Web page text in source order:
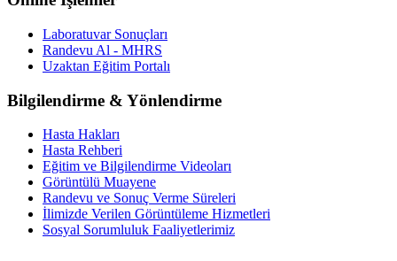
Laboratuvar Sonuçları
Randevu Al - MHRS
Uzaktan Eğitim Portalı
Bilgilendirme & Yönlendirme
Hasta Hakları
Hasta Rehberi
Eğitim ve Bilgilendirme Videoları
Görüntülü Muayene
Randevu ve Sonuç Verme Süreleri
İlimizde Verilen Görüntüleme Hizmetleri
Sosyal Sorumluluk Faaliyetlerimiz